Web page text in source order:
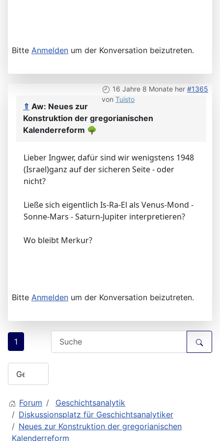
Bitte Anmelden um der Konversation beizutreten.
16 Jahre 8 Monate her #1365
von Tuisto
⇑ Aw: Neues zur
Konstruktion der gregorianischen
Kalenderreform 🌳
Lieber Ingwer, dafür sind wir wenigstens 1948
(Israel)ganz auf der sicheren Seite - oder
nicht?
Ließe sich eigentlich Is-Ra-El als Venus-Mond -
Sonne-Mars - Saturn-Jupiter interpretieren?
Wo bleibt Merkur?
Bitte Anmelden um der Konversation beizutreten.
1
Forum
Geschichtsanalytik
Diskussionsplatz für Geschichtsanalytiker
Neues zur Konstruktion der gregorianischen
Kalenderreform